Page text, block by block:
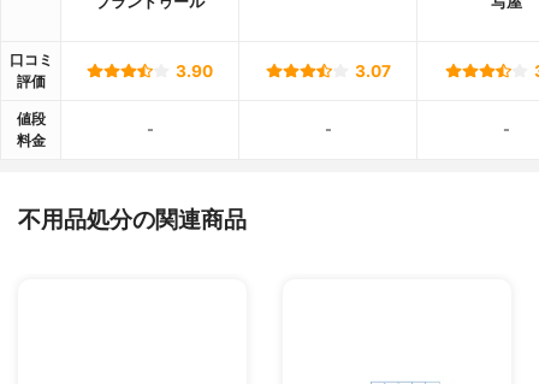
口コミ
評価
3.90 3.07
値段
料金
- - -
不用品処分の関連商品